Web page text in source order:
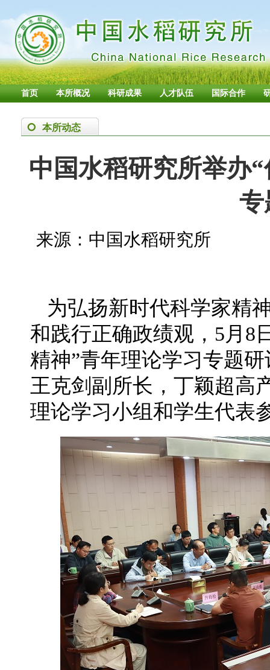
首页 本所概况 科研成果 人才队伍 国际合作
本所动态
中国水稻研究所举办
专
来源：中国水稻研究所
为弘扬新时代科学家精
和践行正确政绩观，5月8
精神”青年理论学习专题
王克剑副所长，丁颖超高
理论学习小组和学生代表